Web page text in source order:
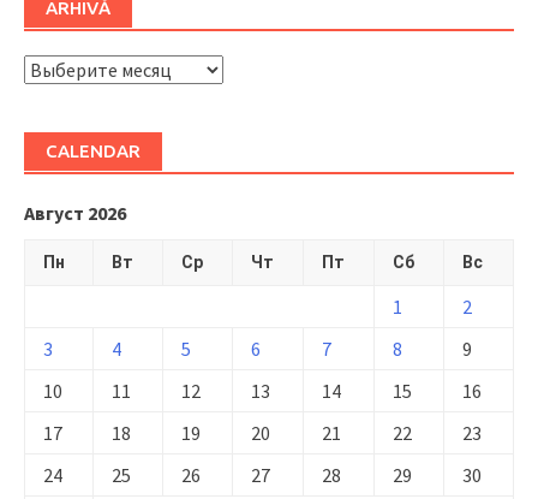
ARHIVĂ
ARHIVĂ
CALENDAR
Август 2026
Пн Вт Ср Чт Пт Сб Вс
1
2
3
4 5 6 7 8
9
10
11 12 13 14 15
16
17
18 19 20 21 22
23
24
25 26 27 28 29
30